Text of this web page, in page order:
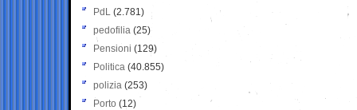
PdL (2.781)
pedofilia (25)
Pensioni (129)
Politica (40.855)
polizia (253)
Porto (12)